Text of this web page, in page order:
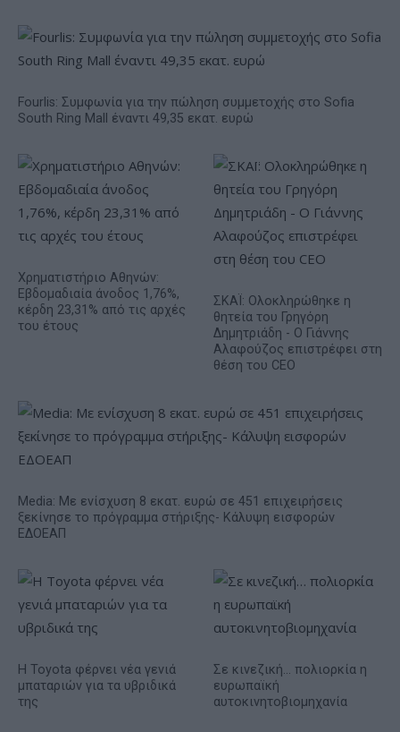
Fourlis: Συμφωνία για την πώληση συμμετοχής στο Sofia
South Ring Mall έναντι 49,35 εκατ. ευρώ
Χρηματιστήριο Αθηνών:
Εβδομαδιαία άνοδος 1,76%,
κέρδη 23,31% από τις αρχές
του έτους
ΣΚΑΪ: Ολοκληρώθηκε η
θητεία του Γρηγόρη
Δημητριάδη - Ο Γιάννης
Αλαφούζος επιστρέφει στη
θέση του CEO
Media: Με ενίσχυση 8 εκατ. ευρώ σε 451 επιχειρήσεις
ξεκίνησε το πρόγραμμα στήριξης- Κάλυψη εισφορών
ΕΔΟΕΑΠ
Η Toyota φέρνει νέα γενιά
μπαταριών για τα υβριδικά
της
Σε κινεζική… πολιορκία η
ευρωπαϊκή
αυτοκινητοβιομηχανία